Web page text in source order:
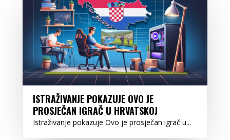
ISTRAŽIVANJE POKAZUJE OVO JE
PROSJEČAN IGRAČ U HRVATSKOJ
Istraživanje pokazuje Ovo je prosječan igrač u...